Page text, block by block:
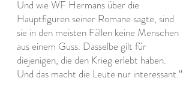
Und wie WF Hermans über die
Hauptfiguren seiner Romane sagte, sind
sie in den meisten Fällen keine Menschen
aus einem Guss. Dasselbe gilt für
diejenigen, die den Krieg erlebt haben.
Und das macht die Leute nur interessant.“